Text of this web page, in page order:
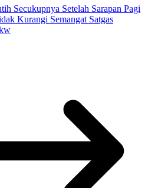
Secukupnya Setelah Sarapan Pagi
Kurangi Semangat Satgas